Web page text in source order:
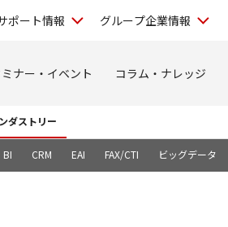
ポート情報 グループ企業情報
ナー・イベント コラム・ナレッジ
ダストリー
BI CRM EAI FAX/CTI ビッグデータ